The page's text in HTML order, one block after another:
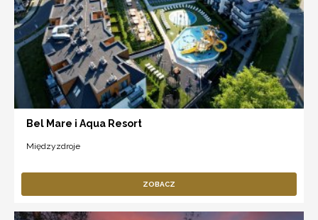
Bel Mare i Aqua Resort
Międzyzdroje
ZOBACZ